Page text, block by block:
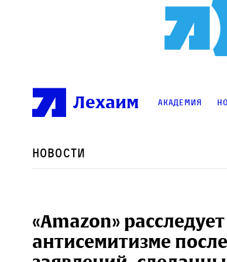
Лехаим Академия
Новости
«Amazon»
антисемитизме